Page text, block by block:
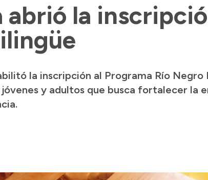
abrió la
la inscripción al Programa Río
y adultos que busca fortalecer la